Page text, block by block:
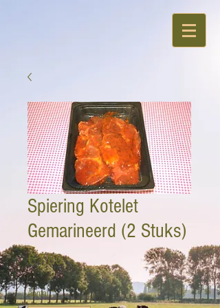
Spiering Kotelet
Gemarineerd (2 Stuks)
€ 7,80Prijs
Aantal *